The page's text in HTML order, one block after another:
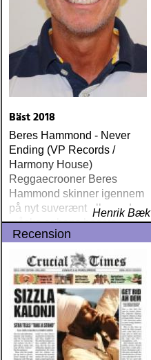
Bäst 2018
Beres Hammond - Never
Ending (VP Records /
Harmony House)
Reggaecrooner Beres
Hammond skinner igennem
på nyt suverænt album, der
måske er hans bedste
gennem tiderne
Henrik Bæk
Recension